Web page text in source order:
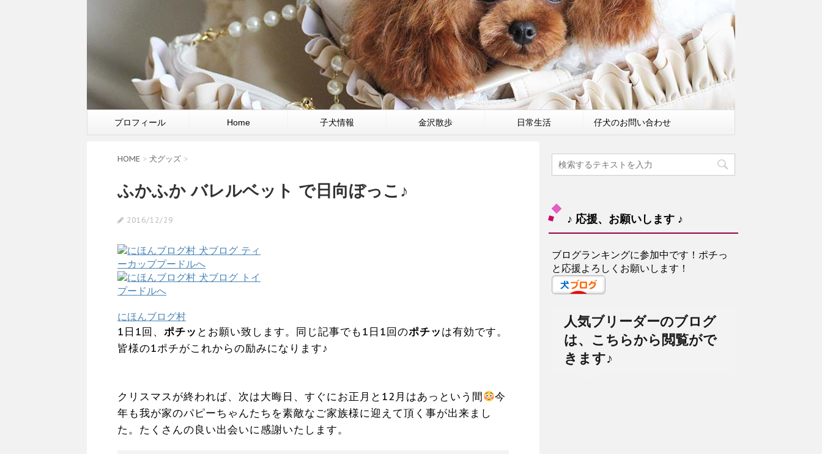
プロフィール Home 子犬情報 金沢散歩 日常生活 仔犬のお問い合わせ
HOME > 犬グッズ >
ふかふか バレルベット で日向ぼっこ♪
2016/12/29
にほんブログ村
1日1回、 ポチッ とお願い致します。同じ記事でも1日1回のポチッは有効です。
皆様の1ポチがこれからの励みになります♪
クリスマスが終われば、次は大晦日、すぐにお正月と12月はあっという間
今
年も我が家のパピーちゃんたちを素敵なご家族様に迎えて頂く事が出来まし
た。たくさんの良い出会いに感謝いたします。
♪ 応援、お願いします ♪
ブログランキングに参加中です！ポチっ
と応援よろしくお願いします！
人気ブリーダーのブログ
は、こちらから閲覧がで
きます♪